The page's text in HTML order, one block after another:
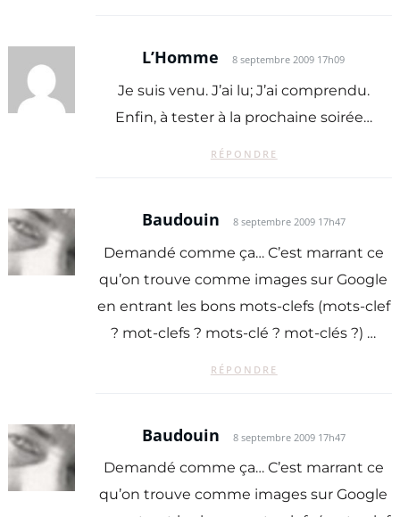
L’Homme 8 septembre 2009 17h09
Je suis venu. J’ai lu; J’ai comprendu.
Enfin, à tester à la prochaine soirée…
RÉPONDRE
Baudouin 8 septembre 2009 17h47
Demandé comme ça… C’est marrant ce
qu’on trouve comme images sur Google
en entrant les bons mots-clefs (mots-clef
? mot-clefs ? mots-clé ? mot-clés ?) …
RÉPONDRE
Baudouin 8 septembre 2009 17h47
Demandé comme ça… C’est marrant ce
qu’on trouve comme images sur Google